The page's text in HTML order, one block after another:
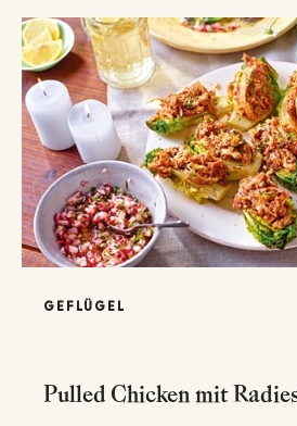
GEFLÜGEL
Pulled Chicken mit